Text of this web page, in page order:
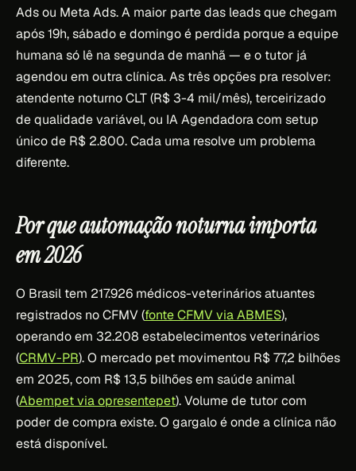
Ads ou Meta Ads. A maior parte das leads que chegam
após 19h, sábado e domingo é perdida porque a equipe
humana só lê na segunda de manhã — e o tutor já
agendou em outra clínica. As três opções pra resolver:
atendente noturno CLT (R$ 3-4 mil/mês), terceirizado
de qualidade variável, ou IA Agendadora com setup
único de R$ 2.800. Cada uma resolve um problema
diferente.
Por que automação noturna importa
em 2026
O Brasil tem 217.926 médicos-veterinários atuantes
registrados no CFMV (fonte CFMV via ABMES),
operando em 32.208 estabelecimentos veterinários
(CRMV-PR). O mercado pet movimentou R$ 77,2 bilhões
em 2025, com R$ 13,5 bilhões em saúde animal
(Abempet via opresentepet). Volume de tutor com
poder de compra existe. O gargalo é onde a clínica não
está disponível.